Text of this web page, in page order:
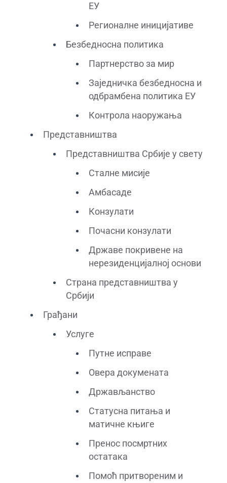
ЕУ
Регионалне иницијативе
Безбедносна политика
Партнерство за мир
Заједничка безбедносна и
одбрамбена политика ЕУ
Контрола наоружања
Представништва
Представништва Србије у свету
Сталне мисије
Амбасаде
Конзулати
Почасни конзулати
Државе покривене на
нерезиденцијалној основи
Страна представништва у
Србији
Грађани
Услуге
Путне исправе
Овера докумената
Држављанство
Статусна питања и
матичне књиге
Пренос посмртних
остатака
Помоћ притвореним и